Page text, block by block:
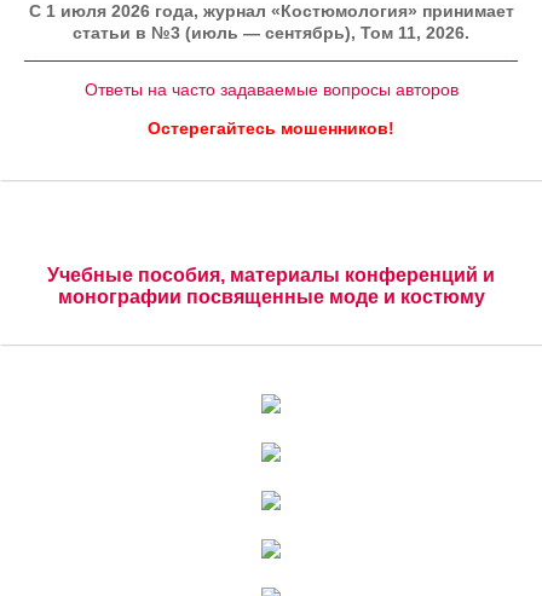
C 1 июля 2026 года, журнал «Костюмология» принимает
статьи в №3 (июль — сентябрь), Том 11, 2026.
Ответы на часто задаваемые вопросы авторов
Остерегайтесь мошенников!
Учебные пособия, материалы конференций и
монографии посвященные моде и костюму